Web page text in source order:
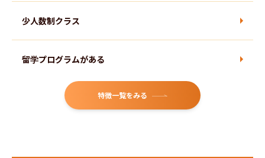
農学部
少人数制クラス
留学プログラムがある
最寄駅からの移動時間が１０分以内
特徴一覧をみる